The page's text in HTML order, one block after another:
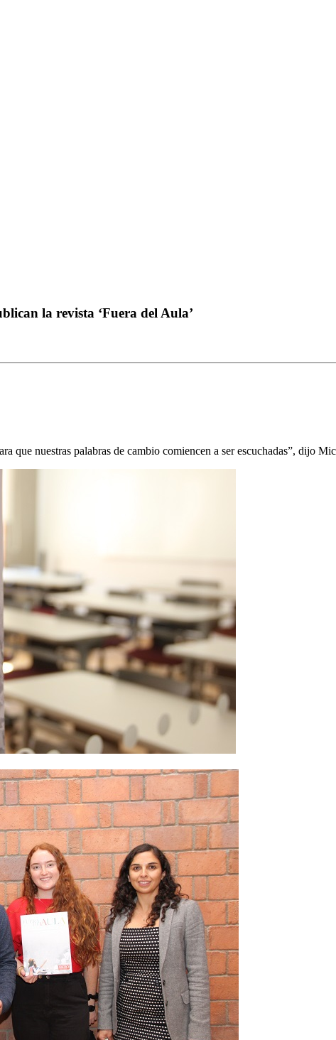
la revista ‘Fuera del Aula’
que nuestras palabras de cambio comiencen a ser escuchadas”, dijo